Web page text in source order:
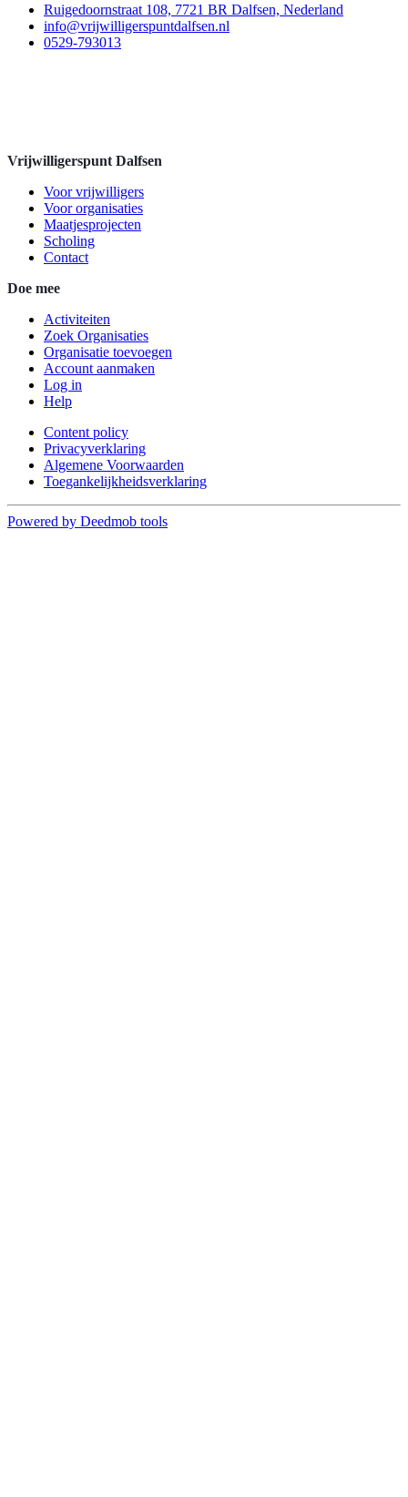
Ruigedoornstraat 108, 7721 BR Dalfsen, Nederland
info@vrijwilligerspuntdalfsen.nl
0529-793013
Vrijwilligerspunt Dalfsen
Voor vrijwilligers
Voor organisaties
Maatjesprojecten
Scholing
Contact
Doe mee
Activiteiten
Zoek Organisaties
Organisatie toevoegen
Account aanmaken
Log in
Help
Content policy
Privacyverklaring
Algemene Voorwaarden
Toegankelijkheidsverklaring
Powered by Deedmob tools